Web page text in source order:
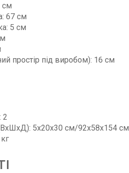
см
67 см
5 см
простір під виробом): 16 см
2
5х20х30 см/92х58х154 см